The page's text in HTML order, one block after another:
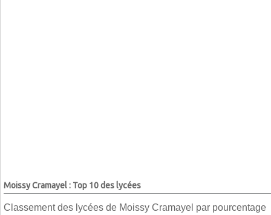
Moissy Cramayel : Top 10 des lycées
Classement des lycées de Moissy Cramayel par pourcentage